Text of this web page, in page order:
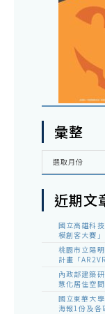
彙整
彙
選取月份
近期文
國立高雄科
模創客大賽」
桃園市立陽
計畫「
內政部建築
慧化居住空
國立東華大
海報1份及各